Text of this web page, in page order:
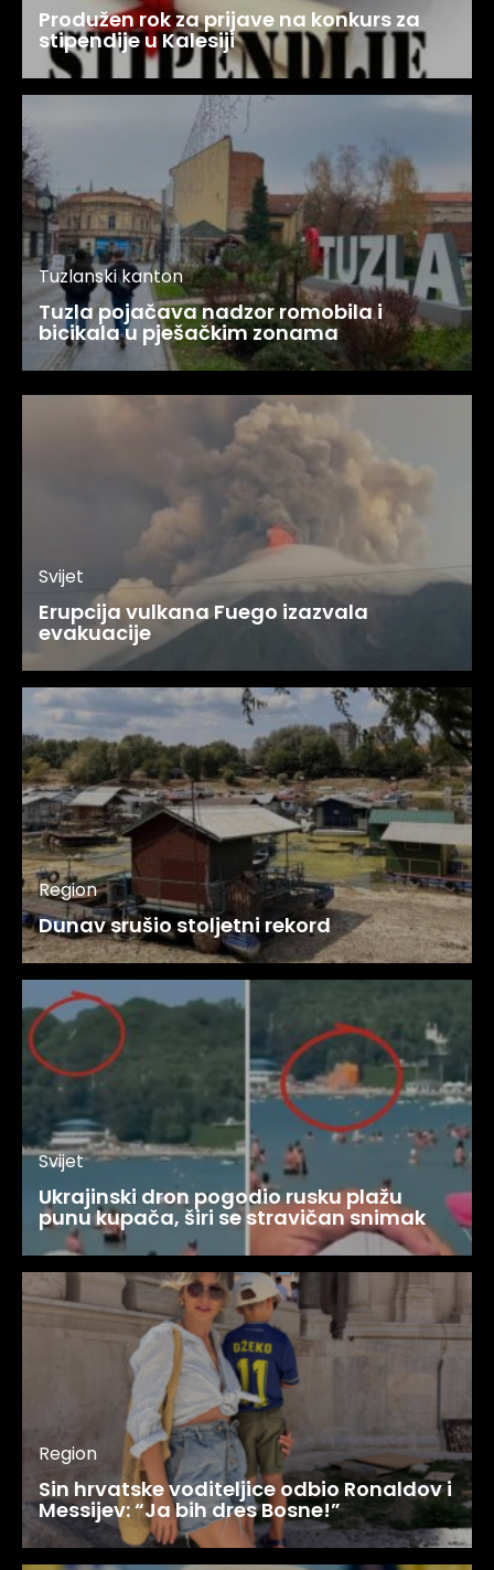
Produžen rok za prijave na konkurs za
stipendije u Kalesiji
Tuzlanski kanton
Tuzla pojačava nadzor romobila i
bicikala u pješačkim zonama
Svijet
Erupcija vulkana Fuego izazvala
evakuacije
Region
Dunav srušio stoljetni rekord
Svijet
Ukrajinski dron pogodio rusku plažu
punu kupača, širi se stravičan snimak
Region
Sin hrvatske voditeljice odbio Ronaldov i
Messijev: “Ja bih dres Bosne!”